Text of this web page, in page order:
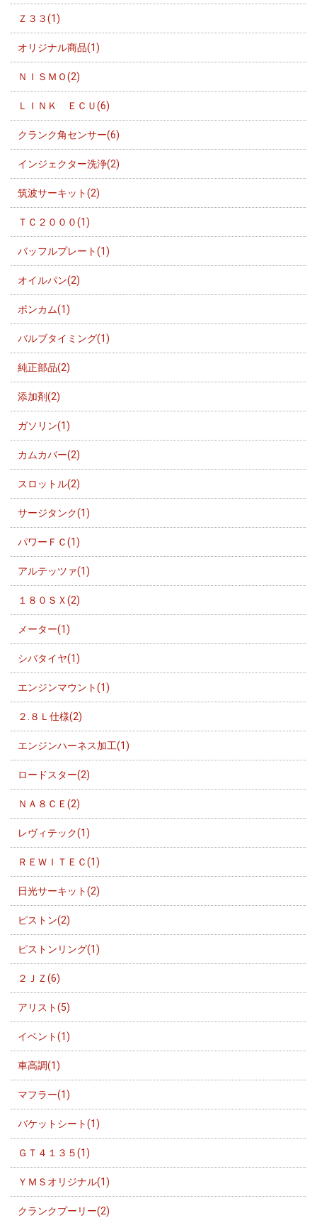
Ｚ３３(1)
オリジナル商品(1)
ＮＩＳＭＯ(2)
ＬＩＮＫ ＥＣＵ(6)
クランク角センサー(6)
インジェクター洗浄(2)
筑波サーキット(2)
ＴＣ２０００(1)
バッフルプレート(1)
オイルパン(2)
ポンカム(1)
バルブタイミング(1)
純正部品(2)
添加剤(2)
ガソリン(1)
カムカバー(2)
スロットル(2)
サージタンク(1)
パワーＦＣ(1)
アルテッツァ(1)
１８０ＳＸ(2)
メーター(1)
シバタイヤ(1)
エンジンマウント(1)
２.８Ｌ仕様(2)
エンジンハーネス加工(1)
ロードスター(2)
ＮＡ８ＣＥ(2)
レヴィテック(1)
ＲＥＷＩＴＥＣ(1)
日光サーキット(2)
ピストン(2)
ピストンリング(1)
２ＪＺ(6)
アリスト(5)
イベント(1)
車高調(1)
マフラー(1)
バケットシート(1)
ＧＴ４１３５(1)
ＹＭＳオリジナル(1)
クランクプーリー(2)